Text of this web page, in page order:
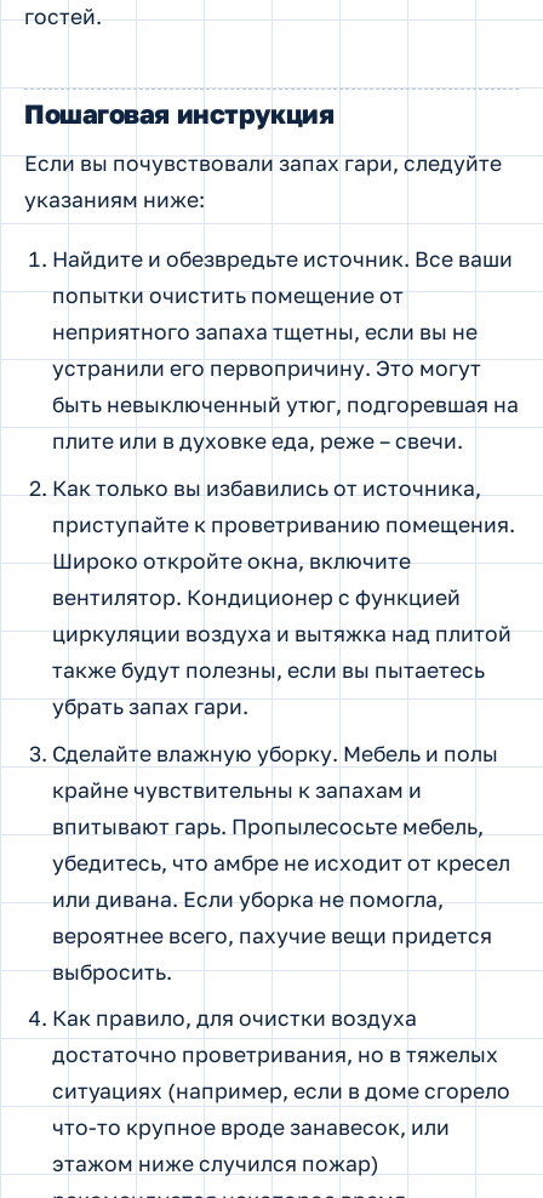
гостей.
Пошаговая инструкция
Если вы почувствовали запах гари, следуйте
указаниям ниже:
Найдите и обезвредьте источник. Все ваши
попытки очистить помещение от
неприятного запаха тщетны, если вы не
устранили его первопричину. Это могут
быть невыключенный утюг, подгоревшая на
плите или в духовке еда, реже – свечи.
Как только вы избавились от источника,
приступайте к проветриванию помещения.
Широко откройте окна, включите
вентилятор. Кондиционер с функцией
циркуляции воздуха и вытяжка над плитой
также будут полезны, если вы пытаетесь
убрать запах гари.
Сделайте влажную уборку. Мебель и полы
крайне чувствительны к запахам и
впитывают гарь. Пропылесосьте мебель,
убедитесь, что амбре не исходит от кресел
или дивана. Если уборка не помогла,
вероятнее всего, пахучие вещи придется
выбросить.
Как правило, для очистки воздуха
достаточно проветривания, но в тяжелых
ситуациях (например, если в доме сгорело
что-то крупное вроде занавесок, или
этажом ниже случился пожар)